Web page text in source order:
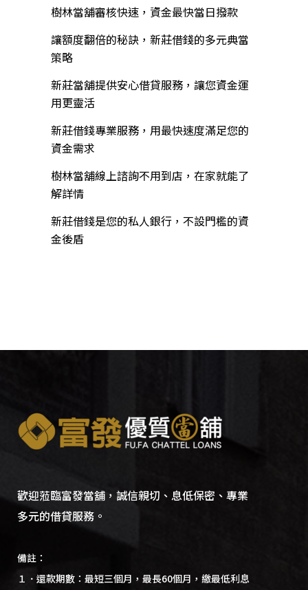
樹林當舖審核快速，資金最快當日撥款
讓額度翻倍的秘訣，新莊借錢的多元典當
策略
新莊當舖提供安心借貸服務，讓您資金運
用更靈活
新莊借錢專業服務，用最快速度滿足您的
資金需求
樹林當舖線上諮詢不用到店，在家就能了
解詳情
新莊借錢是您的私人銀行，不設門檻的資
金後盾
歡迎蒞臨富發當舖，誠信親切、息低保密、專業
多元的借貸服務。
備註：
１．還款期數：最短三個月，最長60個月，繳最低利息